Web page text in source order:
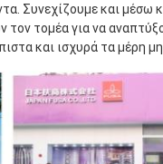
Συνεχίζουμε και μέσω
τομέα για να
και ισχυρά τα μέρη